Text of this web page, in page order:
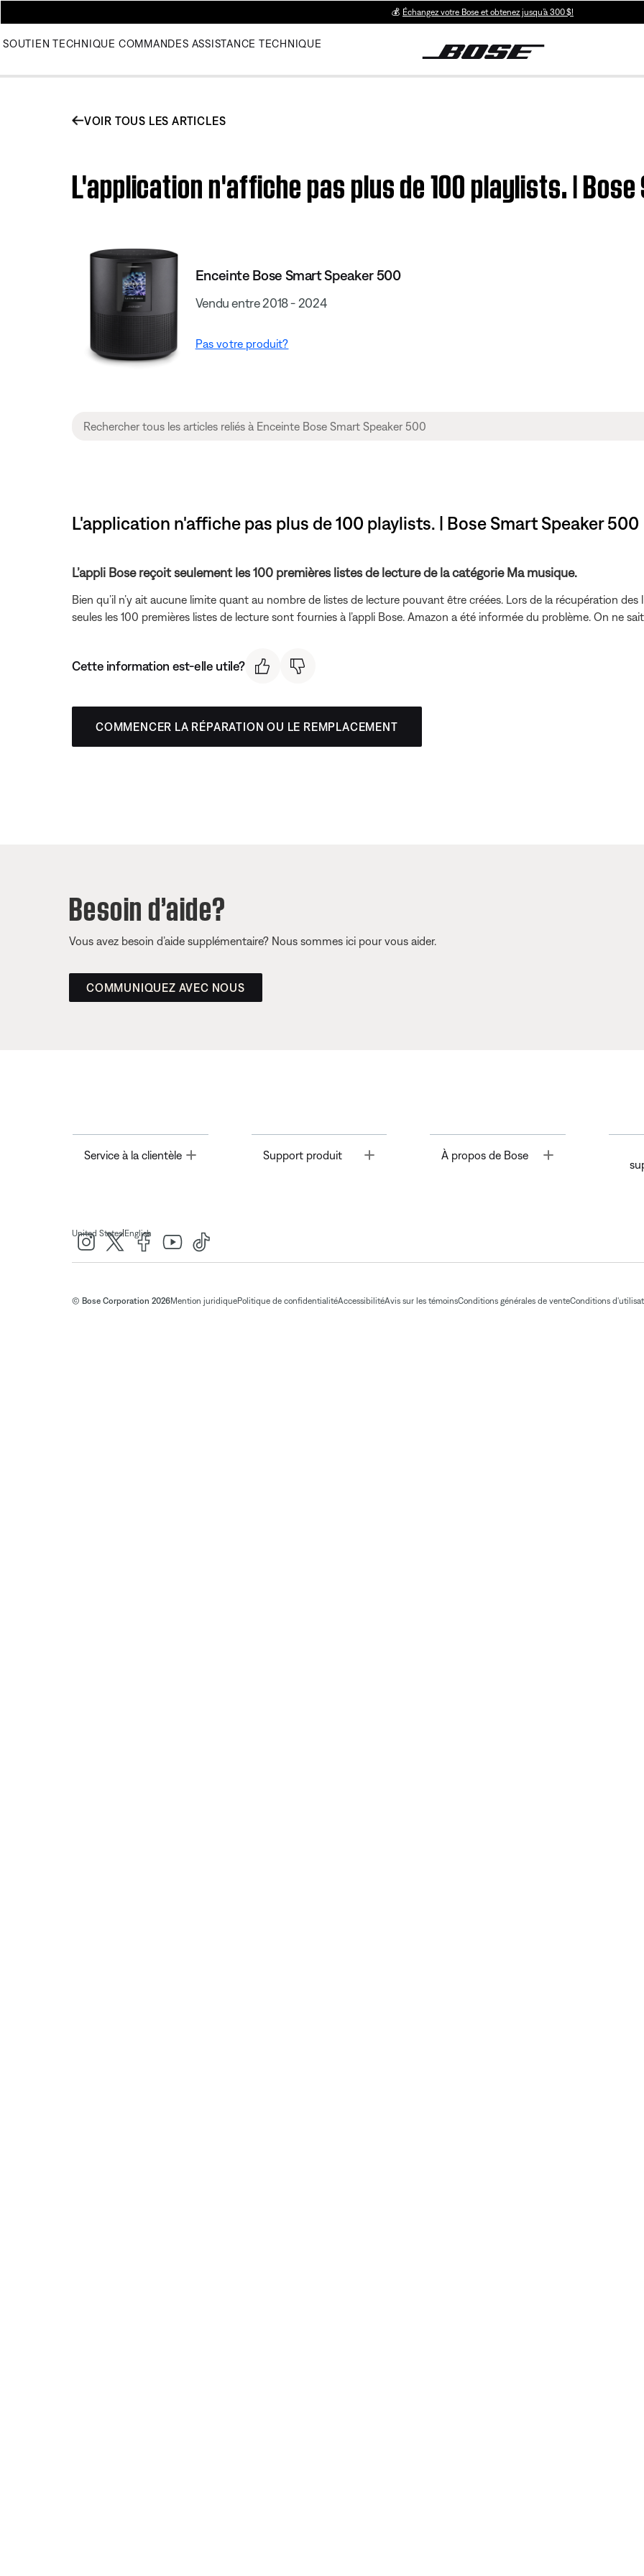
💰 Échangez votre Bose et obtenez jusqu’à 300 $!
SOUTIEN TECHNIQUE COMMANDES ASSISTANCE TECHNIQUE
VOIR TOUS LES ARTICLES
L'application n'affiche pas plus de 100 playlists. |
Enceinte Bose Smart Speaker 500
Vendu entre 2018 - 2024
Pas votre produit?
L'application n'affiche pas plus de 100 playlists. | Bose Smart Speaker 500
L’appli Bose reçoit seulement les 100 premières listes de lecture de la catégorie Ma musique.
Bien qu’il n’y ait aucune limite quant au nombre de listes de lecture pouvant être créées. Lors de la récupération
seules les 100 premières listes de lecture sont fournies à l’appli Bose. Amazon a été informée du problème. On ne
Cette information est-elle utile?
COMMENCER LA RÉPARATION OU LE REMPLACEMENT
Besoin d’aide?
Vous avez besoin d’aide supplémentaire? Nous sommes ici pour vous aider.
COMMUNIQUEZ AVEC NOUS
Service à la clientèle Toggle Support produit À propos de Bose Toggle
United States| English
© Bose Corporation 2026Mention juridiquePolitique de confidentialitéAccessibilitéAvis sur les témoinsConditions générales de venteConditions